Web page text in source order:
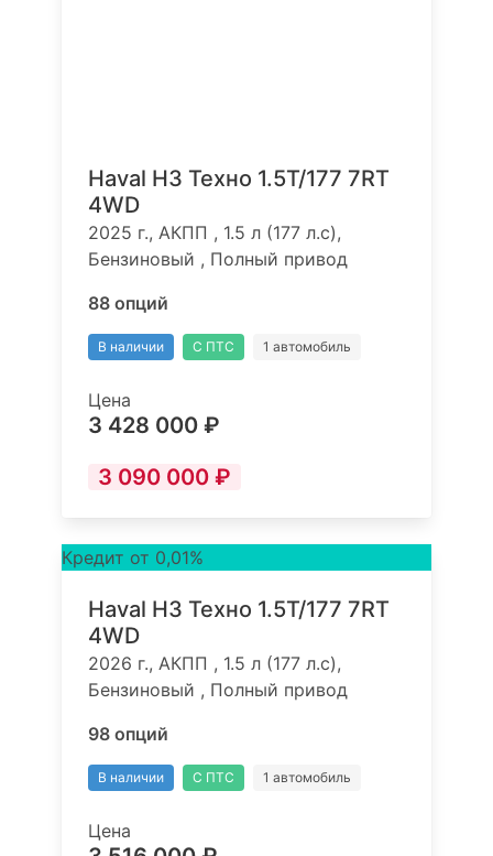
Haval H3 Техно 1.5T/177 7RT
4WD
2025 г., АКПП , 1.5 л (177 л.с),
Бензиновый , Полный привод
88 опций
В наличии С ПТС 1 автомобиль
Цена
3 428 000 ₽
3 090 000 ₽
Кредит от 0,01%
Haval H3 Техно 1.5T/177 7RT
4WD
2026 г., АКПП , 1.5 л (177 л.с),
Бензиновый , Полный привод
98 опций
В наличии С ПТС 1 автомобиль
Цена